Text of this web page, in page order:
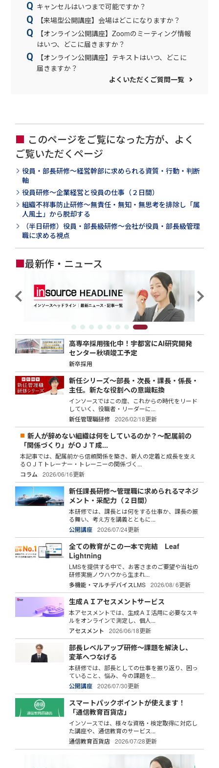
キャンセルはいつまで可能ですか？
【来場型公開講座】会場はどこになりますか？
【オンライン公開講座】Zoomのミーティング情報
はいつ、どこに届きますか？
【オンライン公開講座】テキストはいつ、どこに
届きますか？
よくいただくご質問一覧
このページをご覧になった方が、よく
ご覧いただくページ
役員・部長研修～経営幹部に求められる資質・行動・判断
軸
役員研修～企業経営と役員の仕事（２日間）
組織不祥事防止研修～無責任・無知・無思考を排除し「属
人風土」から脱却する
（半日研修）役員・部長級研修～会社が役員・部長級管理
職に求める視点
■最新作・ニュース
高専卒採用強化中！宇都宮にAI研究開発
センター秋頃竣工予定
新卒採用
新任シリーズ～部長・次長・課長・係長・
主任。新たな役割への意識転換
インソースではこの度、これからの時代をリード
していく、役職者・リーダーに...
新任管理職研修
2026/02/18更新
新人が辞めない組織は何をしているのか？～配属前の
「関係づくり」がＯＪＴ成...
本記事では、配属前から信頼関係を築き、新人の定着と成長を支え
るＯＪＴトレーナー・トレーニーの関係づく...
コラム
2026/06/16更新
新任課長研修～管理職に求められるマネジ
メント・采配力（２日間）
本研修では、課長とは何をする仕事か、課長の振
る舞い、考え方を講義とともに...
公開講座
2026/07/24更新
全ての教育がこの一本で完結 Leaf
Lightning
LMSを提供する中で、お客さまのご要望や当社の
研修実施ノウハウから生まれ...
多機能・マルチデバイスLMS
2026/08/ 6更新
生成ＡＩアセスメントサービス
本アセスメントでは、生成ＡＩ活用に必要なスキ
ルをオンラインで測定し、個人...
アセスメント
2026/06/18更新
部長レベルアップ研修～課題を解決し、
変革へつなげる
本研修では、部長としての仕事を振り返り、困っ
ていること、悩み、今の課題を...
公開講座
2026/07/30更新
スマートパックポイントが使えます！
「通信教育百貨店」
インソースでは、様々な資格・検定取得に対応し
た講座や、通信教育のサービス...
通信教育百貨店
2026/07/28更新